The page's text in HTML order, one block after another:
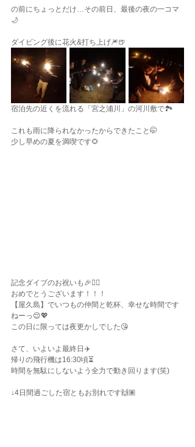
の前にちょっとだけ…その前日、最後の夜の一コマ
🌙
ダイビング後に花火&打ち上げ🎆🍺
宿泊先の近くを流れる「宮之浦川」の河川敷で🏞️
これも雨に降られなかったからできたこと🤭
少し早めの夏を満喫です🌻
記念ダイブのお祝いも🎉❤️‍🔥
おめでとうございます！！！
【屋久島】でいつもの仲間と乾杯、幸せな時間です
ねーっ😌💖
この日に限っては夜更かしでした😘
さて、いよいよ最終日✈️
帰りの飛行機は16:30頃⏳
時間を無駄にしないよう全力で動き回ります(笑)
↓4日間過ごした宿ともお別れです🙌🏽